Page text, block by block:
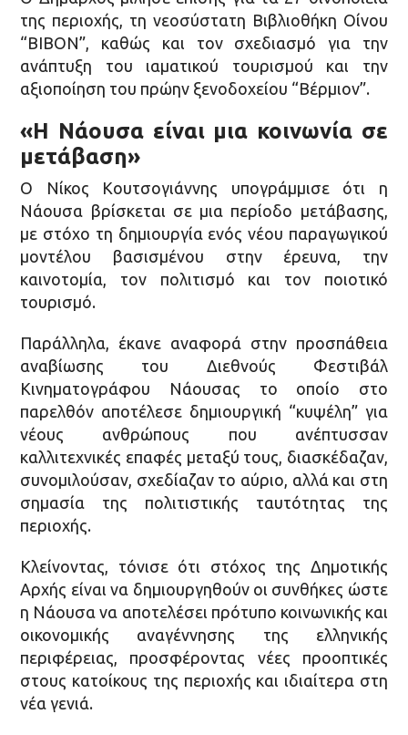
της περιοχής, τη νεοσύστατη Βιβλιοθήκη Οίνου
“ΒΙΒΟΝ”, καθώς και τον σχεδιασμό για την
ανάπτυξη του ιαματικού τουρισμού και την
αξιοποίηση του πρώην ξενοδοχείου “Βέρμιον”.
«Η Νάουσα είναι μια κοινωνία σε
μετάβαση»
Ο Νίκος Κουτσογιάννης υπογράμμισε ότι η
Νάουσα βρίσκεται σε μια περίοδο μετάβασης,
με στόχο τη δημιουργία ενός νέου παραγωγικού
μοντέλου βασισμένου στην έρευνα, την
καινοτομία, τον πολιτισμό και τον ποιοτικό
τουρισμό.
Παράλληλα, έκανε αναφορά στην προσπάθεια
αναβίωσης του Διεθνούς Φεστιβάλ
Κινηματογράφου Νάουσας το οποίο στο
παρελθόν αποτέλεσε δημιουργική “κυψέλη” για
νέους ανθρώπους που ανέπτυσσαν
καλλιτεχνικές επαφές μεταξύ τους, διασκέδαζαν,
συνομιλούσαν, σχεδίαζαν το αύριο, αλλά και στη
σημασία της πολιτιστικής ταυτότητας της
περιοχής.
Κλείνοντας, τόνισε ότι στόχος της Δημοτικής
Αρχής είναι να δημιουργηθούν οι συνθήκες ώστε
η Νάουσα να αποτελέσει πρότυπο κοινωνικής και
οικονομικής αναγέννησης της ελληνικής
περιφέρειας, προσφέροντας νέες προοπτικές
στους κατοίκους της περιοχής και ιδιαίτερα στη
νέα γενιά.